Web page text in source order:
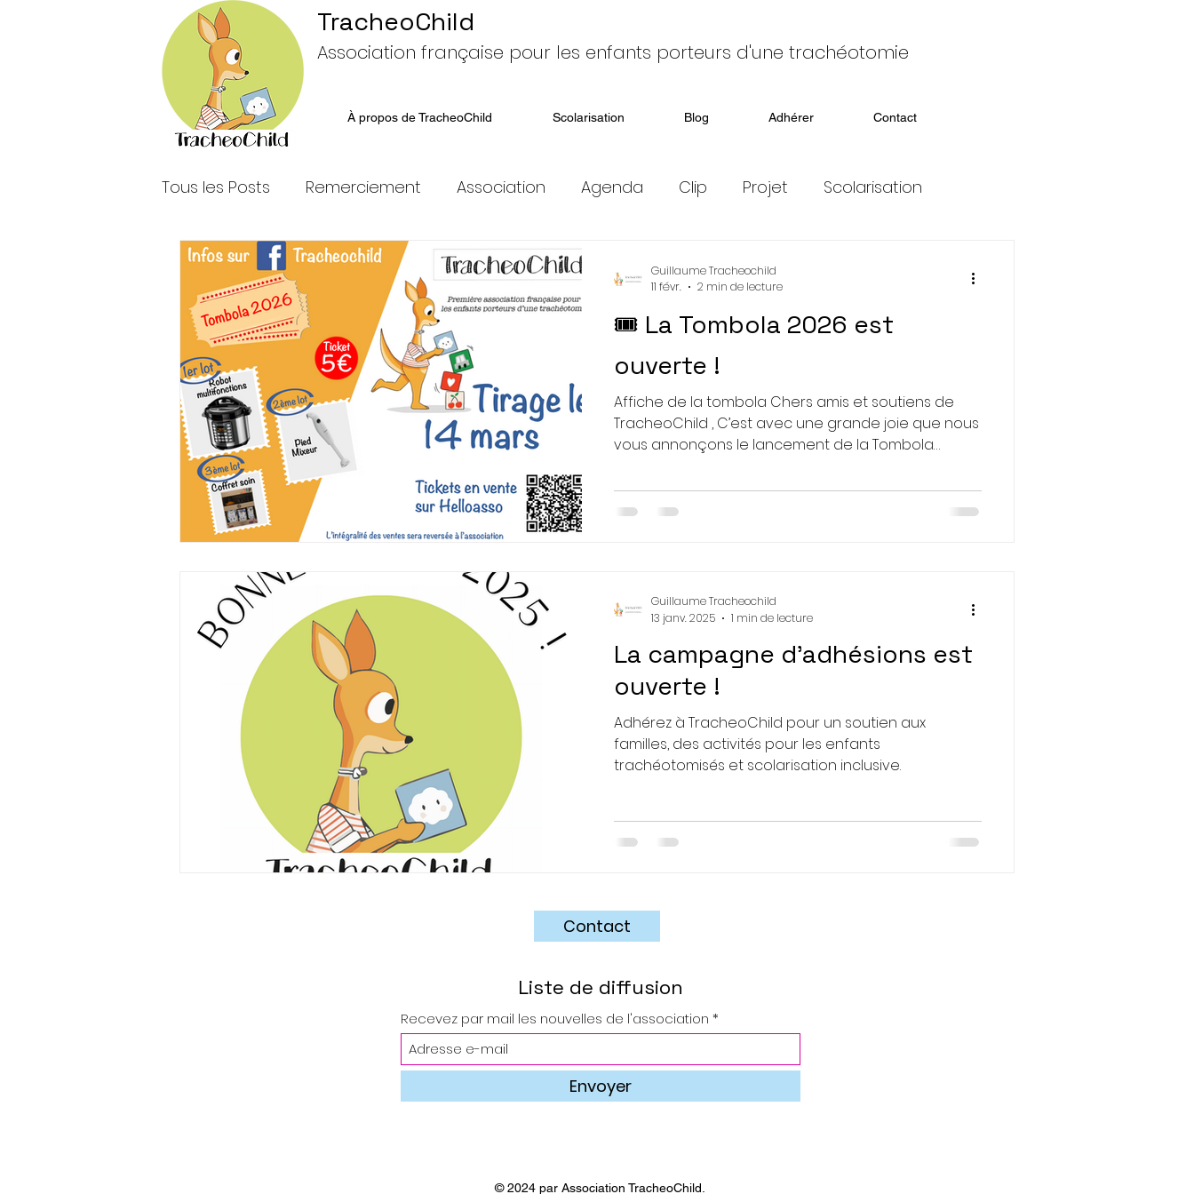
TracheoChild
Association française pour les enfants porteurs d'une trachéotomie
À propos de TracheoChild Scolarisation Blog Adhérer Contact
Tous les Posts Remerciement Association Agenda Clip Projet Scolarisation
Partenariat Sortie Don Appel aux dons
Pompiers de Paris Challenge
🎟️ La Tombola 2026 est
ouverte !
Affiche de la tombola Chers amis et soutiens de
TracheoChild , C’est avec une grande joie que nous
vous annonçons le lancement de la Tombola
devenu essentiel pour notre association. 🌊 Un
objectif au cœur de nos actions Grâce au succès
cadre médical, sont précieux pour des familles dont
l
Guillaume Tracheochild
11 févr.
2 min de lecture
La campagne d'adhésions est
ouverte !
Adhérez à TracheoChild pour un soutien aux
familles, des activités pour les enfants
trachéotomisés et scolarisation inclusive.
Guillaume Tracheochild
13 janv. 2025
1 min de lecture
Contact
Liste de diffusion
Recevez par mail les nouvelles de l'association
Envoyer
© 2024 par Association TracheoChild.